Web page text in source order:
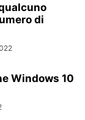
di
Windows 10